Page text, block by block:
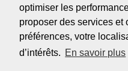
optimiser les
proposer des services et
préférences, votre
d’intérêts. En savoir plus
16110 La Rochefoucauld
Tél :
Fax :05.45.62.37.89